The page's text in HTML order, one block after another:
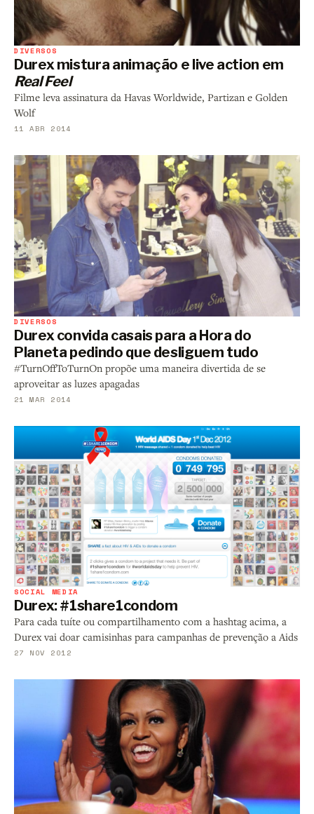
DIVERSOS
Durex mistura animação e live action em
Real Feel
Filme leva assinatura da Havas Worldwide, Partizan e Golden
Wolf
11 ABR 2014
DIVERSOS
Durex convida casais para a Hora do
Planeta pedindo que desliguem tudo
#TurnOffToTurnOn propõe uma maneira divertida de se
aproveitar as luzes apagadas
21 MAR 2014
SOCIAL MEDIA
Durex: #1share1condom
Para cada tuíte ou compartilhamento com a hashtag acima, a
Durex vai doar camisinhas para campanhas de prevenção a Aids
27 NOV 2012